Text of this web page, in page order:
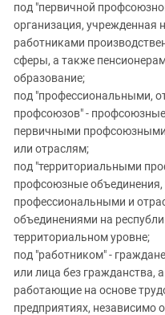
под "первичной
организация, учрежденная
работниками
сферы, а также
образование;
под "профессиональными,
профсоюзов" -
первичными
или отраслям;
под "территориальными
профсоюзные
профессиональными и
объединениями на
территориальном уровне;
под "работником" -
или лица без гражданства,
работающие на основе
предприятиях, независимо